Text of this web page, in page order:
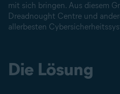
mit sich bringen. Aus diesem
Dreadnought Centre und
allerbesten
Die Lösung